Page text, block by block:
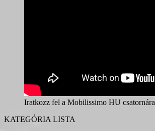
Iratkozz fel a Mobilissimo HU csatornára
KATEGÓRIA LISTA